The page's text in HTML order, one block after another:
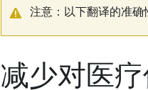
注意：以下翻译的准确
减少对医